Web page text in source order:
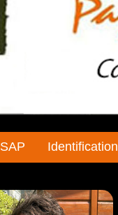
SAP Identification